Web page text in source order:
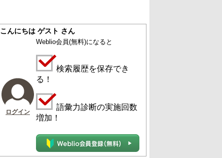
こんにちは ゲスト さん
ログイン
Weblio会員(無料)になると
検索履歴を保存でき
る！
語彙力診断の実施回数
増加！